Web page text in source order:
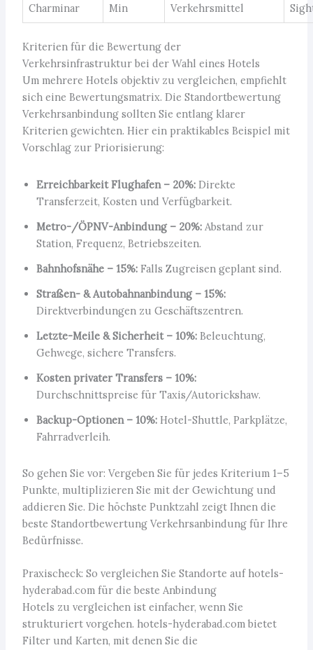
Charminar
Min
Verkehrsmittel
Kriterien für die Bewertung der
Verkehrsinfrastruktur bei der Wahl eines Hotels
Um mehrere Hotels objektiv zu vergleichen, empfiehlt
sich eine Bewertungsmatrix. Die Standortbewertung
Verkehrsanbindung sollten Sie entlang klarer
Kriterien gewichten. Hier ein praktikables Beispiel mit
Vorschlag zur Priorisierung:
Erreichbarkeit Flughafen – 20%:Direkte
Transferzeit, Kosten und Verfügbarkeit.
Metro-/ÖPNV-Anbindung – 20%:Abstand zur
Station, Frequenz, Betriebszeiten.
Bahnhofsnähe – 15%:Falls Zugreisen geplant sind.
Straßen- & Autobahnanbindung – 15%:
Direktverbindungen zu Geschäftszentren.
Letzte-Meile & Sicherheit – 10%:Beleuchtung,
Gehwege, sichere Transfers.
Kosten privater Transfers – 10%:
Durchschnittspreise für Taxis/Autorickshaw.
Backup-Optionen – 10%:Hotel-Shuttle, Parkplätze,
Fahrradverleih.
So gehen Sie vor: Vergeben Sie für jedes Kriterium 1–5
Punkte, multiplizieren Sie mit der Gewichtung und
addieren Sie. Die höchste Punktzahl zeigt Ihnen die
beste Standortbewertung Verkehrsanbindung für Ihre
Bedürfnisse.
Praxischeck: So vergleichen Sie Standorte auf hotels-
hyderabad.com für die beste Anbindung
Hotels zu vergleichen ist einfacher, wenn Sie
strukturiert vorgehen. hotels-hyderabad.com bietet
Filter und Karten, mit denen Sie die